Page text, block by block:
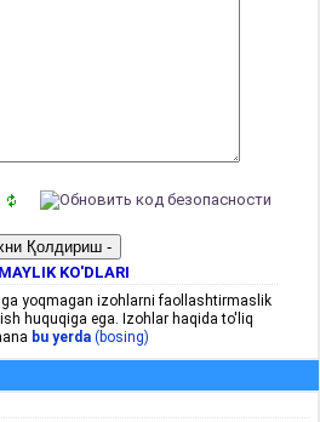
KO'DLARI
yoqmagan izohlarni faollashtirmaslik
huquqiga ega. Izohlar haqida to'liq
bu yerda (bosing)